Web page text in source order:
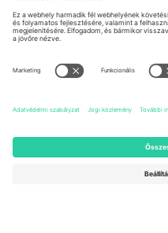
Germany
Unter den Linden 24, 10117
Berlin, Germany
Newark, Delaware 19713, United
States